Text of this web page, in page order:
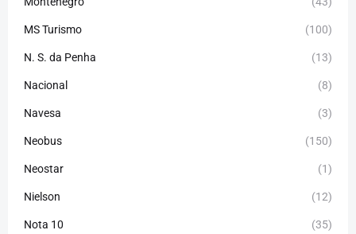
MS Turismo (100)
N. S. da Penha (13)
Nacional (8)
Navesa (3)
Neobus (150)
Neostar (1)
Nielson (12)
Nota 10 (35)